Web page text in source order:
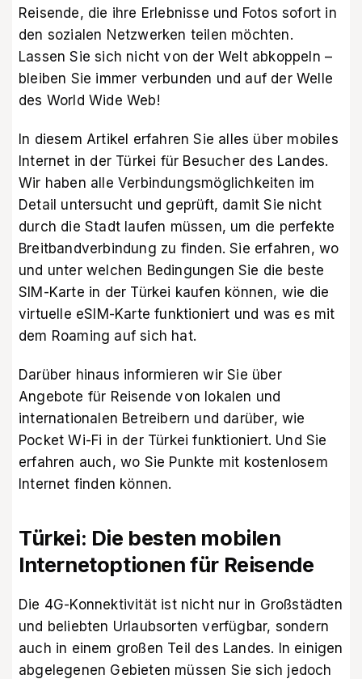
Reisende, die ihre Erlebnisse und Fotos sofort in
den sozialen Netzwerken teilen möchten.
Lassen Sie sich nicht von der Welt abkoppeln –
bleiben Sie immer verbunden und auf der Welle
des World Wide Web!
In diesem Artikel erfahren Sie alles über mobiles
Internet in der Türkei für Besucher des Landes.
Wir haben alle Verbindungsmöglichkeiten im
Detail untersucht und geprüft, damit Sie nicht
durch die Stadt laufen müssen, um die perfekte
Breitbandverbindung zu finden. Sie erfahren, wo
und unter welchen Bedingungen Sie die beste
SIM-Karte in der Türkei kaufen können, wie die
virtuelle eSIM-Karte funktioniert und was es mit
dem Roaming auf sich hat.
Darüber hinaus informieren wir Sie über
Angebote für Reisende von lokalen und
internationalen Betreibern und darüber, wie
Pocket Wi-Fi in der Türkei funktioniert. Und Sie
erfahren auch, wo Sie Punkte mit kostenlosem
Internet finden können.
Türkei: Die besten mobilen
Internetoptionen für Reisende
Die 4G-Konnektivität ist nicht nur in Großstädten
und beliebten Urlaubsorten verfügbar, sondern
auch in einem großen Teil des Landes. In einigen
abgelegenen Gebieten müssen Sie sich jedoch